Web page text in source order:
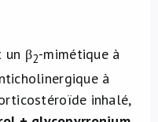
un β2-mimétique à
à
inhalé,